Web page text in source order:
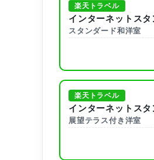
楽天トラベル
インターネットス
スタンダード和洋室
楽天トラベル
インターネットス
展望テラス付き洋室